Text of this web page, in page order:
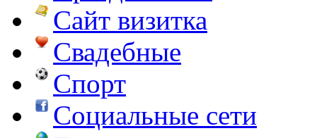
Сайт визитка
Свадебные
Спорт
Социальные сети